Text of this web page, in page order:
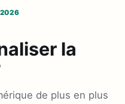
la
de plus en plus